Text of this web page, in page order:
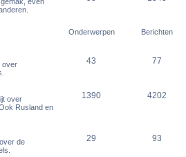
Onderwerpen Berichten
over
43 77
over
Rusland en
1390 4202
de
29 93